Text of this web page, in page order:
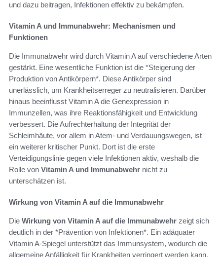
und dazu beitragen, Infektionen effektiv zu bekämpfen.
Vitamin A und Immunabwehr: Mechanismen und
Funktionen
Die Immunabwehr wird durch Vitamin A auf verschiedene Arten
gestärkt. Eine wesentliche Funktion ist die *Steigerung der
Produktion von Antikörpern*. Diese Antikörper sind
unerlässlich, um Krankheitserreger zu neutralisieren. Darüber
hinaus beeinflusst Vitamin A die Genexpression in
Immunzellen, was ihre Reaktionsfähigkeit und Entwicklung
verbessert. Die Aufrechterhaltung der Integrität der
Schleimhäute, vor allem in Atem- und Verdauungswegen, ist
ein weiterer kritischer Punkt. Dort ist die erste
Verteidigungslinie gegen viele Infektionen aktiv, weshalb die
Rolle von Vitamin A und Immunabwehr nicht zu
unterschätzen ist.
Wirkung von Vitamin A auf die Immunabwehr
Die Wirkung von Vitamin A auf die Immunabwehr zeigt sich
deutlich in der *Prävention von Infektionen*. Ein adäquater
Vitamin A-Spiegel unterstützt das Immunsystem, wodurch die
allgemeine Anfälligkeit für Krankheiten verringert werden kann.